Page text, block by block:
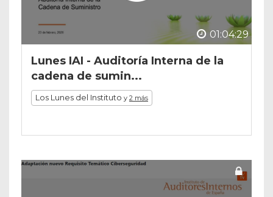
01:04:29
Lunes IAI - Auditoría Interna de la
cadena de sumin...
Los Lunes del Instituto y 2 más